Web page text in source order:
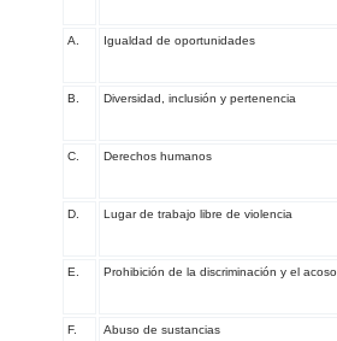
A. Igualdad de oportunidades
B. Diversidad, inclusión y pertenencia
C. Derechos humanos
D. Lugar de trabajo libre de violencia
E. Prohibición de la discriminación y el acoso
F. Abuso de sustancias